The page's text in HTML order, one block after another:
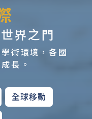
界之門
術環境，各國
長。
全球移動